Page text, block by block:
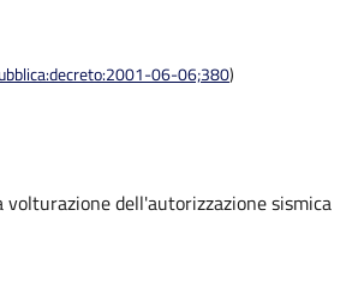
06-06;380)
volturazione dell'autorizzazione sismica